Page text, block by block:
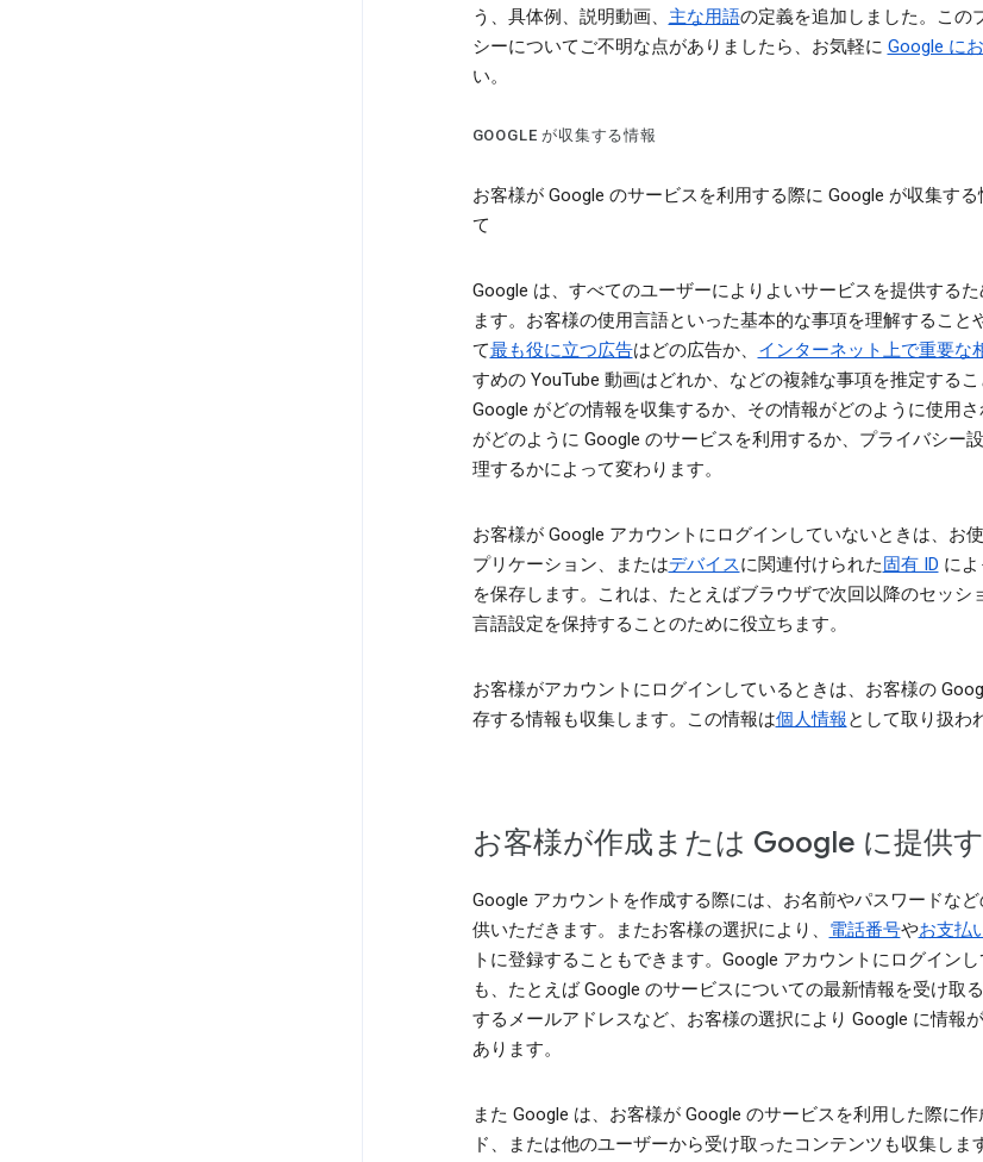
う、具体例、説明動画、 主な用語の定義を追加しました。この
シーについてご不明な点がありましたら、お気軽に Google に
い。
GOOGLE が収集する情報
お客様が Google のサービスを利用する際に Google が収集す
て
Google は、すべてのユーザーによりよいサービスを提供する
ます。お客様の使用言語といった基本的な事項を理解すること
て最も役に立つ広告はどの広告か、 インターネット上で重要な
すめの YouTube 動画はどれか、などの複雑な事項を推定するこ
Google がどの情報を収集するか、その情報がどのように使用
がどのように Google のサービスを利用するか、プライバシー
理するかによって変わります。
お客様が Google アカウントにログインしていないときは、お
プリケーション、またはデバイスに関連付けられた固有 ID に
を保存します。これは、たとえばブラウザで次回以降のセッシ
言語設定を保持することのために役立ちます。
お客様がアカウントにログインしているときは、お客様の
存する情報も収集します。この情報は個人情報として取り扱わ
お客様が作成または Google に提供
Google アカウントを作成する際には、お名前やパスワードなど
供いただきます。またお客様の選択により、 電話番号やお支払
トに登録することもできます。Google アカウントにログイン
も、たとえば Google のサービスについての最新情報を受け取
するメールアドレスなど、お客様の選択により Google に情報
あります。
また Google は、お客様が Google のサービスを利用した際に
ド、または他のユーザーから受け取ったコンテンツも収集しま